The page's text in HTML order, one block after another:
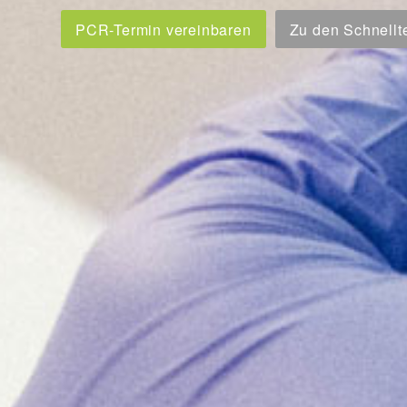
PCR-Termin vereinbaren Zu den